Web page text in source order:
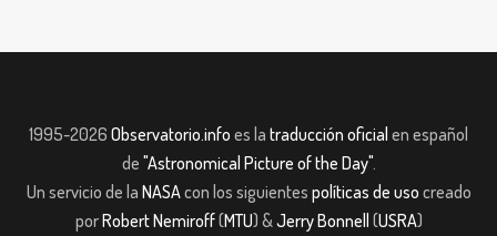
1995-2026 Observatorio.info es la traducción oficial en español
de "Astronomical Picture of the Day".
Un servicio de la NASAcon los siguientes políticas de uso creado
porRobert Nemiroff(MTU) &Jerry Bonnell (USRA)